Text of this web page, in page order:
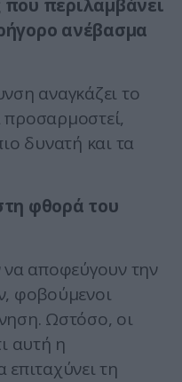
περιλαμβάνει
ανέβασμα
αναγκάζει το
δυνατή και τα
φθορά του
να αποφεύγουν την
φοβούμενοι
Ωστόσο, οι
αυτή η
τη